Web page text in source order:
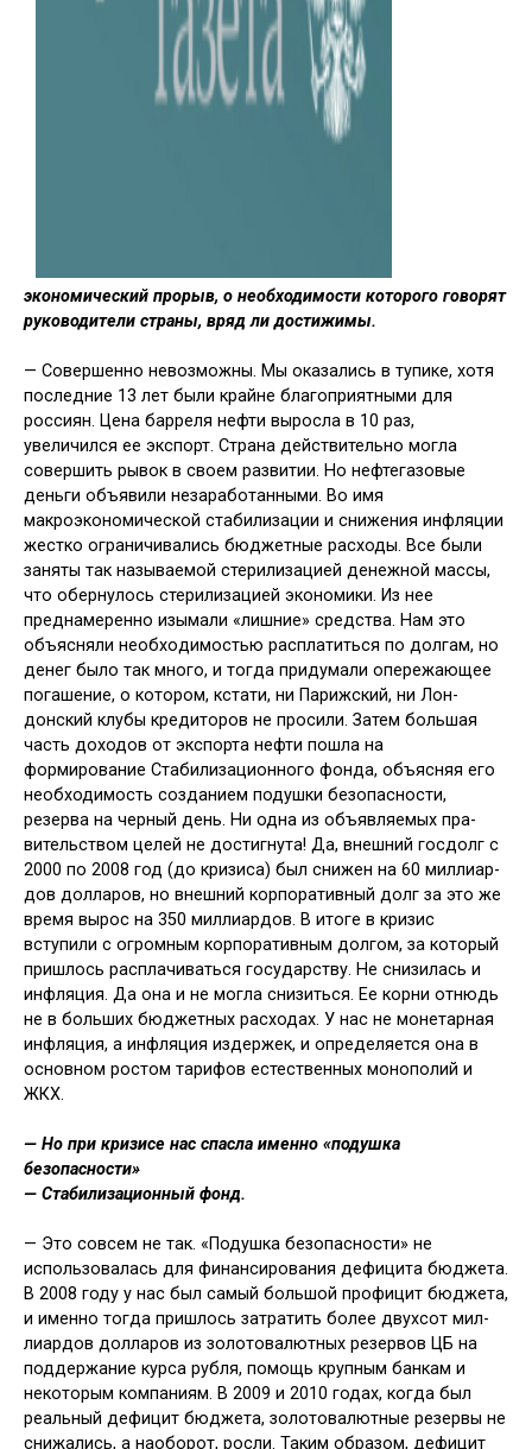
экономический про­рыв, о необходимости которого говорят
руководители страны, вряд ли достижимы.
— Совершенно невозможны. Мы оказались в тупике, хотя
последние 13 лет были крайне благоприятными для
россиян. Цена барреля нефти выросла в 10 раз,
увеличился ее экспорт. Стра­на действительно могла
совершить ры­вок в своем развитии. Но нефтегазовые
деньги объявили незаработанными. Во имя
макроэкономической стабили­зации и снижения инфляции
жестко ограничивались бюджетные расходы. Все были
заняты так называемой сте­рилизацией денежной массы,
что обер­нулось стерилизацией экономики. Из нее
преднамеренно изымали «лишние» средства. Нам это
объясняли необхо­димостью расплатиться по долгам, но
денег было так много, и тогда приду­мали опережающее
погашение, о ко­тором, кстати, ни Парижский, ни Лон­
донский клубы кредиторов не просили. Затем большая
часть доходов от экс­порта нефти пошла на
формирование Стабилизационного фонда, объясняя его
необходимость созданием подуш­ки безопасности,
резерва на черный день. Ни одна из объявляемых пра­
вительством целей не достигнута! Да, внешний госдолг с
2000 по 2008 год (до кризиса) был снижен на 60 миллиар­
дов долларов, но внешний корпоратив­ный долг за это же
время вырос на 350 миллиардов. В итоге в кризис
вступили с огромным корпоративным долгом, за который
пришлось расплачиваться го­сударству. Не снизилась и
инфляция. Да она и не могла снизиться. Ее корни отнюдь
не в больших бюджетных расходах. У нас не монетарная
ин­фляция, а инфляция издержек, и опре­деляется она в
основном ростом тари­фов естественных монополий и
ЖКХ.
— Но при кризисе нас спасла именно «подушка
безопасности»
— Стабилизационный фонд.
— Это совсем не так. «Подушка без­опасности» не
использовалась для фи­нансирования дефицита бюджета.
В 2008 году у нас был самый большой профицит бюджета,
и именно тогда пришлось затратить более двухсот мил­
лиардов долларов из золотовалютных резервов ЦБ на
поддержание курса ру­бля, помощь крупным банкам и
неко­торым компаниям. В 2009 и 2010 годах, когда был
реальный дефицит бюджета, золотовалютные резервы не
снижа­лись, а наоборот, росли. Таким обра­зом, дефицит